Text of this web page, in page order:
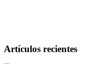
Artículos recientes